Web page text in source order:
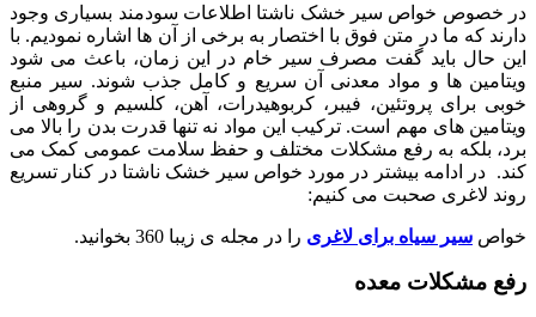
در خصوص خواص سیر خشک ناشتا اطلاعات سودمند بسیاری وجود
دارند که ما در متن فوق با اختصار به برخی از آن ها اشاره نمودیم. با
این حال باید گفت مصرف سیر خام در این زمان، باعث می شود
ویتامین ها و مواد معدنی آن سریع و کامل جذب شوند. سیر منبع
خوبی برای پروتئین، فیبر، کربوهیدرات، آهن، کلسیم و گروهی از
ویتامین های مهم است. ترکیب این مواد نه تنها قدرت بدن را بالا می
برد، بلکه به رفع مشکلات مختلف و حفظ سلامت عمومی کمک می
کند. در ادامه بیشتر در مورد خواص سیر خشک ناشتا در کنار تسریع
روند لاغری صحبت می کنیم:
خواص سیر سیاه برای لاغری را در مجله ی زیبا 360 بخوانید.
رفع مشکلات معده